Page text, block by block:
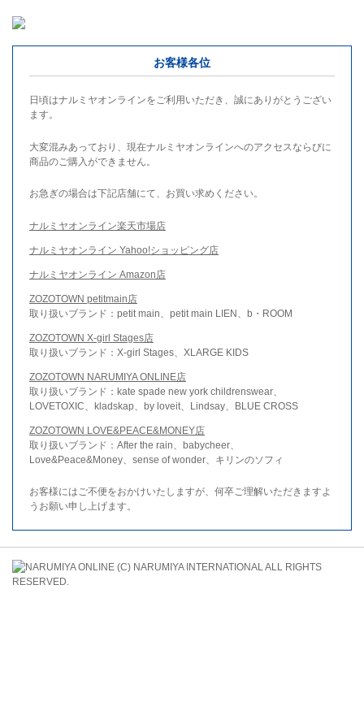
お客様各位
日頃はナルミヤオンラインをご利用いただき、誠にありがとうござい
ます。
大変混みあっており、現在ナルミヤオンラインへのアクセスならびに
商品のご購入ができません。
お急ぎの場合は下記店舗にて、お買い求めください。
ナルミヤオンライン楽天市場店
ナルミヤオンライン Yahoo!ショッピング店
ナルミヤオンライン Amazon店
ZOZOTOWN petitmain店
取り扱いブランド：petit main、petit main LIEN、b・ROOM
ZOZOTOWN X-girl Stages店
取り扱いブランド：X-girl Stages、XLARGE KIDS
ZOZOTOWN NARUMIYA ONLINE店
取り扱いブランド：kate spade new york childrenswear、
LOVETOXIC、kladskap、by loveit、Lindsay、BLUE CROSS
ZOZOTOWN LOVE&PEACE&MONEY店
取り扱いブランド：After the rain、babycheer、
Love&Peace&Money、sense of wonder、キリンのソフィ
お客様にはご不便をおかけいたしますが、何卒ご理解いただきますよ
うお願い申し上げます。